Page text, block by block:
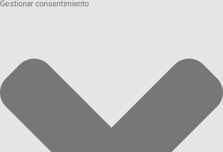
Gestionar consentimiento